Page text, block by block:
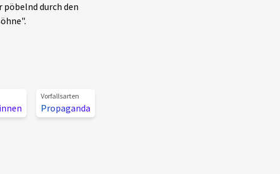
pöbelnd durch den
Vorfallsarten
Propaganda